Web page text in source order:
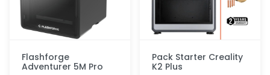
Flashforge
Adventurer 5M Pro
Pack Starter Creality
K2 Plus